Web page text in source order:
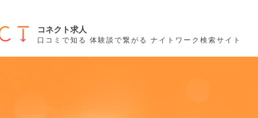
コネクト求人
口コミで知る 体験談で繋がる ナイトワーク検索サイト